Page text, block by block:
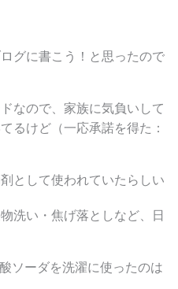
グに書こう！と思ったので
なので、家族に気負いして
るけど（一応承諾を得た：
として使われていたらしい
洗い・焦げ落としなど、日
ソーダを洗濯に使ったのは